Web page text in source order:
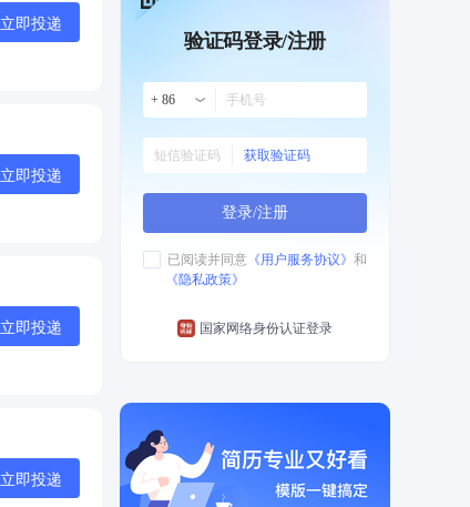
立即投递
立即投递
立即投递
立即投递
验证码登录/注册
+ 86
获取验证码
登录/注册
已阅读并同意 《用户服务协议》 和
《隐私政策》
国家网络身份认证登录